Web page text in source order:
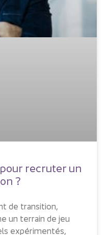
pour recruter un
?
de transition,
un terrain de jeu
expérimentés,